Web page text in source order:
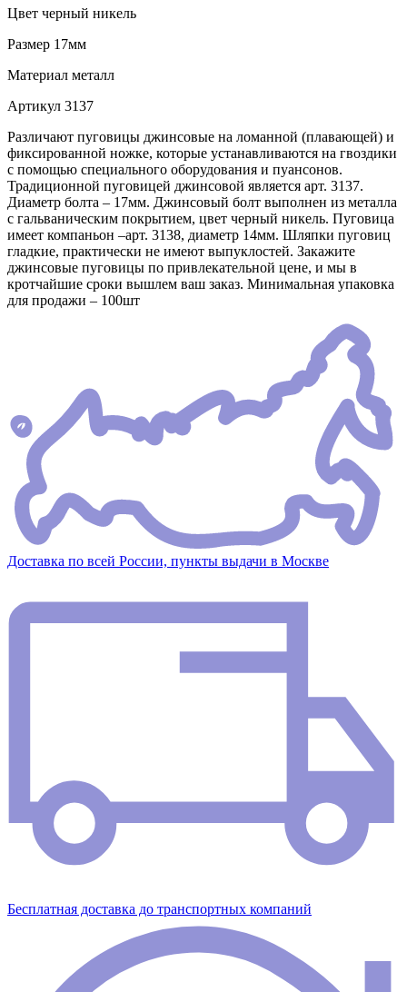
Цвет черный никель
Размер 17мм
Материал металл
Артикул 3137
Различают пуговицы джинсовые на ломанной (плавающей) и
фиксированной ножке, которые устанавливаются на гвоздики
с помощью специального оборудования и пуансонов.
Традиционной пуговицей джинсовой является арт. 3137.
Диаметр болта – 17мм. Джинсовый болт выполнен из металла
с гальваническим покрытием, цвет черный никель. Пуговица
имеет компаньон –арт. 3138, диаметр 14мм. Шляпки пуговиц
гладкие, практически не имеют выпуклостей. Закажите
джинсовые пуговицы по привлекательной цене, и мы в
кротчайшие сроки вышлем ваш заказ. Минимальная упаковка
для продажи – 100шт
Доставка по всей России, пункты выдачи в Москве
Бесплатная доставка до транспортных компаний